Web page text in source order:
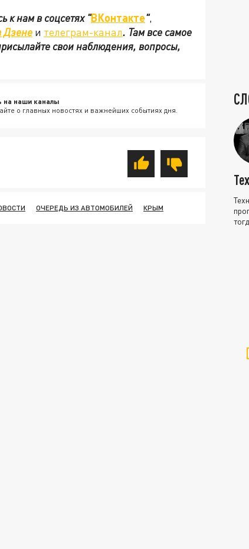
к нам в соцсетях"ВКонтакте",
Дзене и телеграм-канал. Там все самое
свои наблюдения, вопросы,
на наши каналы
о главных новостях и важнейших событиях дня.
ОЧЕРЕДЬ ИЗ АВТОМОБИЛЕЙ КРЫМ